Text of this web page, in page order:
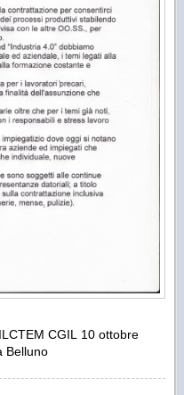
CGIL 10 ottobre
Belluno